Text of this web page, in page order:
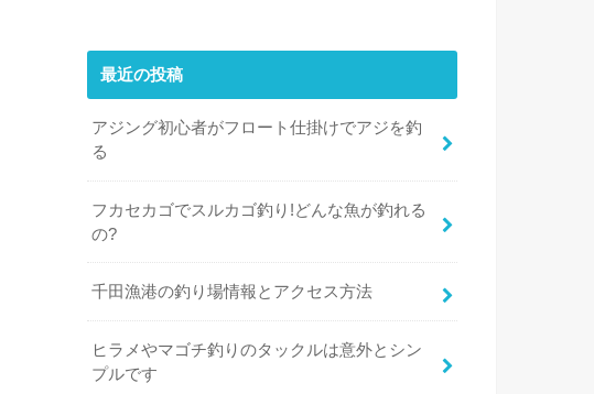
最近の投稿
アジング初心者がフロート仕掛けでアジを釣
る
フカセカゴでスルカゴ釣り!どんな魚が釣れる
の?
千田漁港の釣り場情報とアクセス方法
ヒラメやマゴチ釣りのタックルは意外とシン
プルです